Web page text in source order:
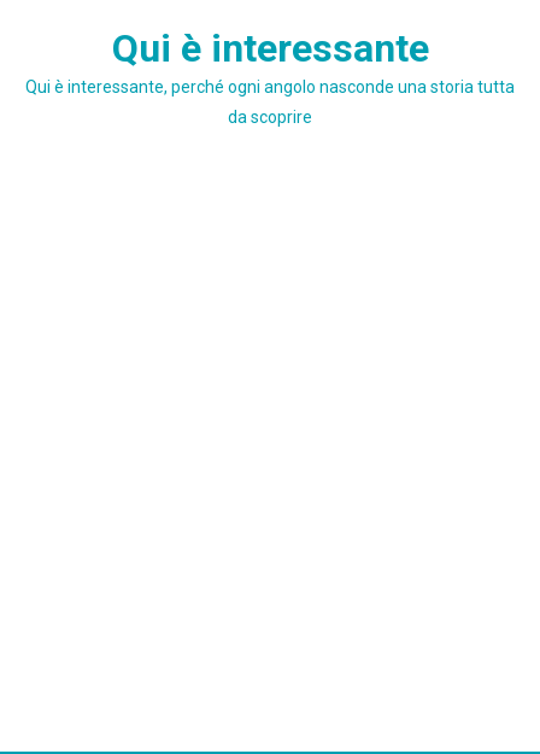
Qui è interessante
Qui è interessante, perché ogni angolo nasconde una storia tutta
da scoprire